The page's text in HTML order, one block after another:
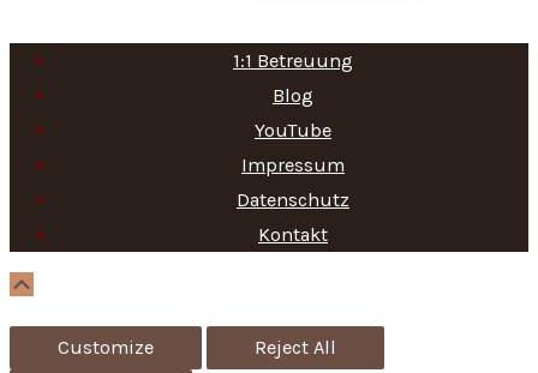
a
c
h
f
o
1:1 Betreuung
Blog
YouTube
Impressum
Datenschutz
Kontakt
Customize
Reject All